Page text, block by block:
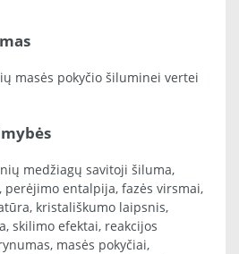
masės pokyčio šiluminei vertei
medžiagų savitoji šiluma,
entalpija, fazės virsmai,
kristališkumo laipsnis,
skilimo efektai, reakcijos
masės pokyčiai,